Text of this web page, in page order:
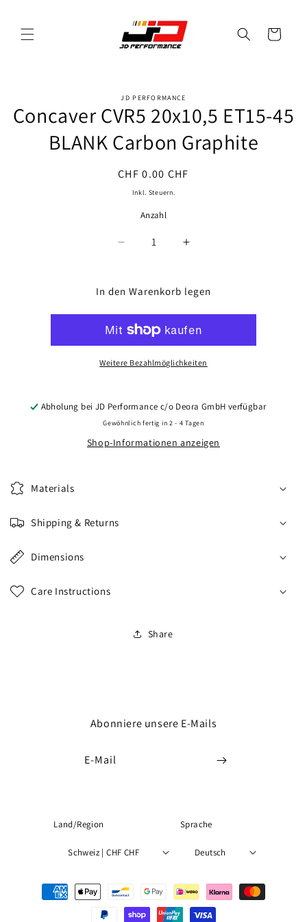
Inhalt
Warenkorb
JD PERFORMANCE
Concaver CVR5 20x10,5 ET15-45
BLANK Carbon Graphite
Normaler
Preis
CHF 0.00 CHF
Inkl. Steuern.
Anzahl
Anzahl
Verringere
für
CVR5
20x10,5
ET15-
45
Graphite
Erhöhe
für
20x10,5
ET15-
45
Graphite
In den Warenkorb legen
Weitere Bezahlmöglichkeiten
Abholung bei JD Performance c/o Deora GmbH verfügbar
Gewöhnlich fertig in 2 - 4 Tagen
Shop-Informationen anzeigen
Materials
Shipping & Returns
Dimensions
Care Instructions
Share
Abonniere unsere E-Mails
E-Mail
Land/Region
Schweiz | CHF CHF
Sprache
Deutsch
Zahlungsmethoden